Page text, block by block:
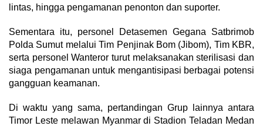
lintas, hingga pengamanan penonton dan suporter.
Sementara itu, personel Detasemen Gegana Satbrimob
Polda Sumut melalui Tim Penjinak Bom (Jibom), Tim KBR,
serta personel Wanteror turut melaksanakan sterilisasi dan
siaga pengamanan untuk mengantisipasi berbagai potensi
gangguan keamanan.
Di waktu yang sama, pertandingan Grup lainnya antara
Timor Leste melawan Myanmar di Stadion Teladan Medan